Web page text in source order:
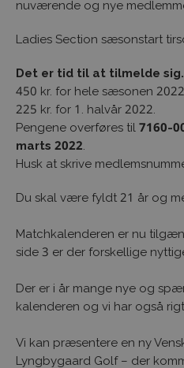
nuværende og nye
Ladies Section sæsonstart
Det er tid til at tilmelde sig.
450 kr. for hele sæsonen
225 kr. for 1. halvår 2022.
Pengene overføres til 7160-
marts 2022.
Husk at skrive
Du skal være fyldt 21 år og
Matchkalenderen er nu
side 3 er der forskellige
Der er i år mange nye og
kalenderen og vi har også
Vi kan præsentere en ny
Lyngbygaard Golf – der